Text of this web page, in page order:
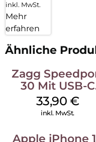
inkl. MwSt.
Mehr
erfahren
Ähnliche
Zagg
30 Mit USB-C
Kabel Weiß
33,90 €
inkl. MwSt.
Apple iPhone